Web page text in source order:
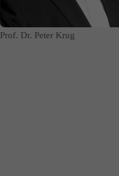
Prof. Dr. Peter Krug